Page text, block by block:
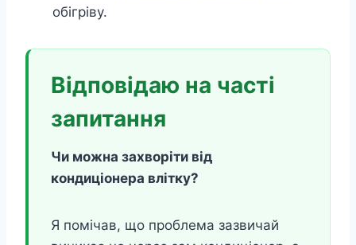
обігріву.
Відповідаю на часті
запитання
Чи можна захворіти від
кондиціонера влітку?
Я помічав, що проблема зазвичай